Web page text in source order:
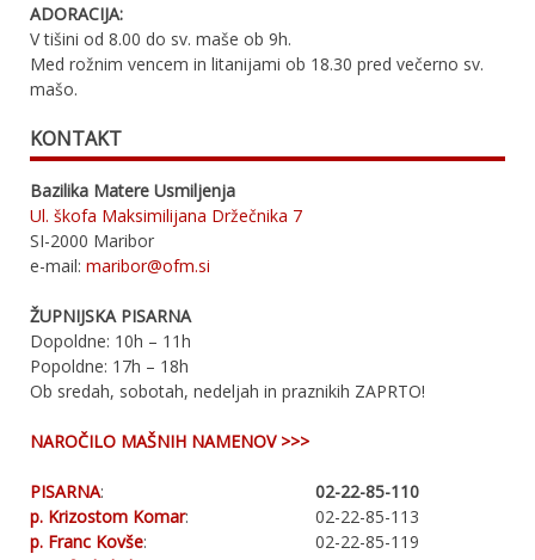
ADORACIJA:
V tišini od 8.00 do sv. maše ob 9h.
Med rožnim vencem in litanijami ob 18.30 pred večerno sv.
mašo.
KONTAKT
Bazilika Matere Usmiljenja
Ul. škofa Maksimilijana Držečnika 7
SI-2000 Maribor
e-mail: maribor@ofm.si
ŽUPNIJSKA PISARNA
Dopoldne: 10h – 11h
Popoldne: 17h – 18h
Ob sredah, sobotah, nedeljah in praznikih ZAPRTO!
NAROČILO MAŠNIH NAMENOV >>>
PISARNA:
02-22-85-110
p. Krizostom Komar:
02-22-85-113
p. Franc Kovše:
02-22-85-119